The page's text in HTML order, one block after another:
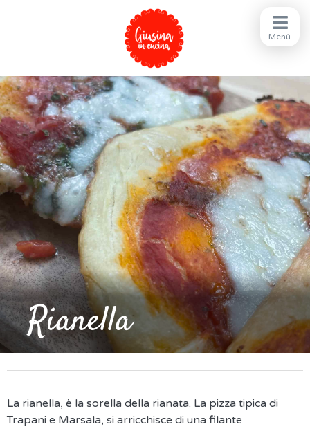
Rianella
La rianella, è la sorella della rianata. La pizza tipica di
Trapani e Marsala, si arricchisce di una filante